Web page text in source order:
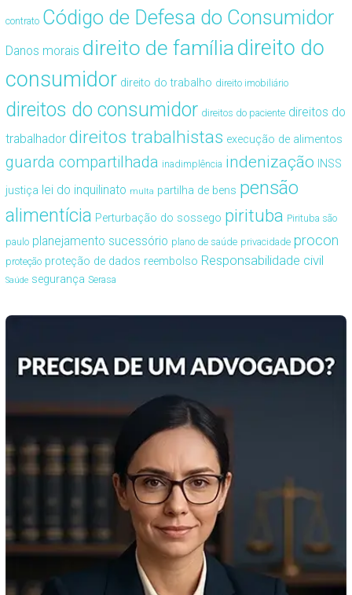
contrato Código de Defesa do Consumidor
Danos morais direito de famíliadireito do
consumidor direito do trabalho direito imobiliário
direitos do consumidor direitos do paciente direitos do
trabalhador direitos trabalhistas execução de alimentos
guarda compartilhada inadimplência indenização INSS
justiça lei do inquilinato multa partilha de bens pensão
alimentícia Perturbação do sossego pirituba Pirituba são
paulo planejamento sucessório plano de saúde privacidade procon
proteção proteção de dados reembolso Responsabilidade civil
Saúde segurança Serasa